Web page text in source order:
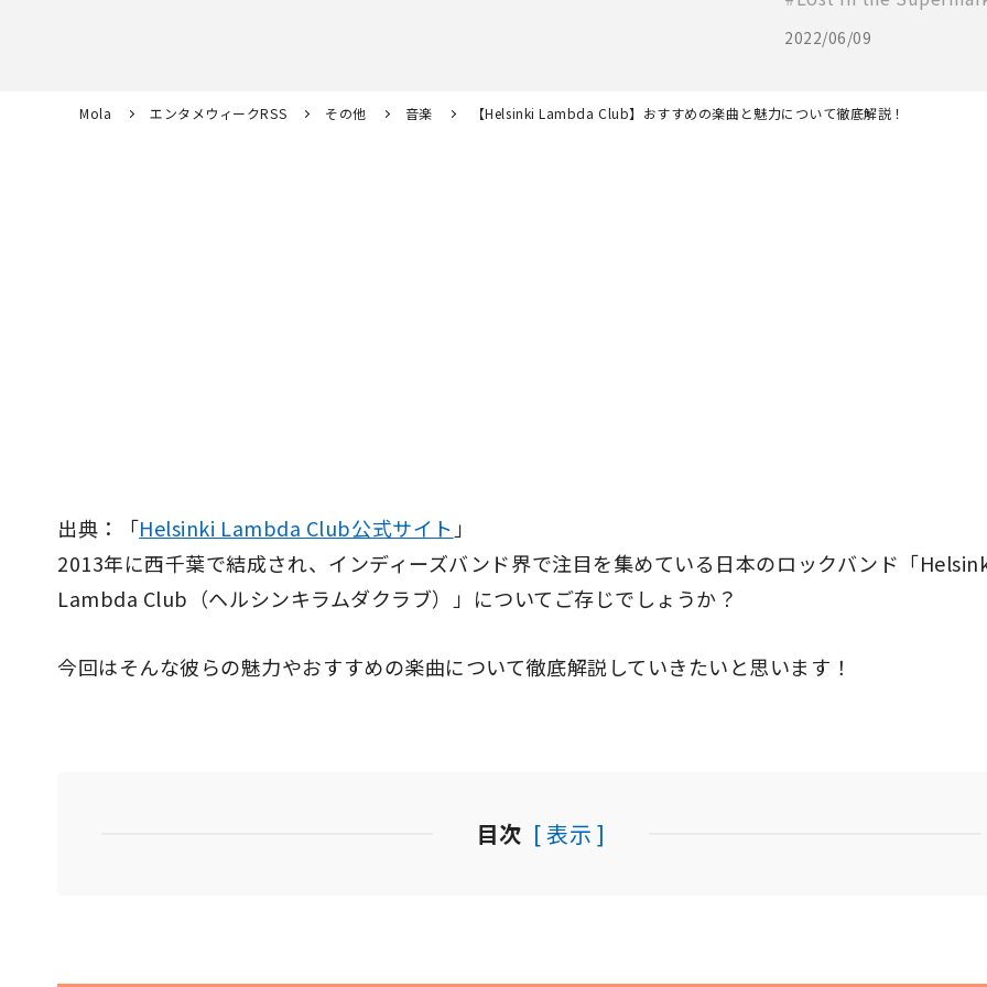
2022/06/09
Mola エンタメウィークRSS その他 音楽 【Helsinki Lambda Club】おすすめの楽曲と魅力について徹底解説！
出典：「Helsinki Lambda Club公式サイト 」
2013年に西千葉で結成され、インディーズバンド界で注目を集めている日本のロックバンド「
Lambda Club（ヘルシンキラムダクラブ）」についてご存じでしょうか？
今回はそんな彼らの魅力やおすすめの楽曲について徹底解説していきたいと思います！
目次 [ 表示 ]